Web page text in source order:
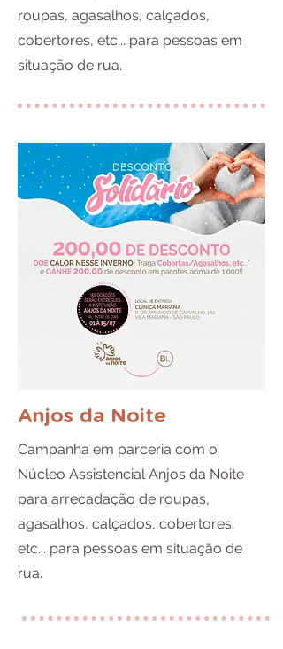
roupas, agasalhos, calçados,
cobertores, etc... para pessoas em
situação de rua.
Anjos da Noite
Campanha em parceria com o
Núcleo Assistencial Anjos da Noite
para arrecadação de roupas,
agasalhos, calçados, cobertores,
etc... para pessoas em situação de
rua.